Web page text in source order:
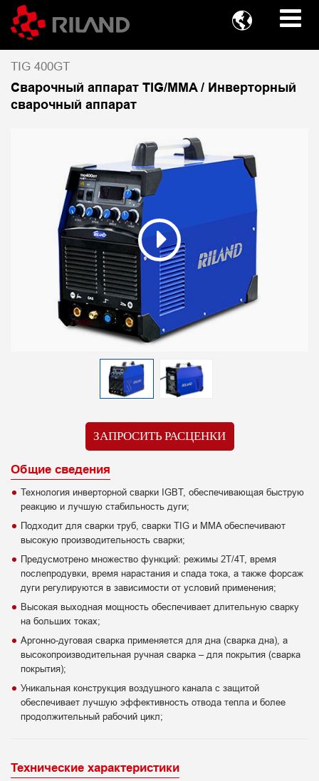

TIG 400GT
Сварочный аппарат TIG/MMA / Инверторный
сварочный аппарат
ЗАПРОСИТЬ РАСЦЕНКИ
Общие сведения
Технология инверторной сварки IGBT, обеспечивающая быструю
реакцию и лучшую стабильность дуги;
Подходит для сварки труб, сварки TIG и MMA обеспечивают
высокую производительность сварки;
Предусмотрено множество функций: режимы 2T/4T, время
послепродувки, время нарастания и спада тока, а также форсаж
дуги регулируются в зависимости от условий применения;
Высокая выходная мощность обеспечивает длительную сварку
на больших токах;
Аргонно-дуговая сварка применяется для дна (сварка дна), а
высокопроизводительная ручная сварка – для покрытия (сварка
покрытия);
Уникальная конструкция воздушного канала с защитой
обеспечивает лучшую эффективность отвода тепла и более
продолжительный рабочий цикл;
Технические характеристики